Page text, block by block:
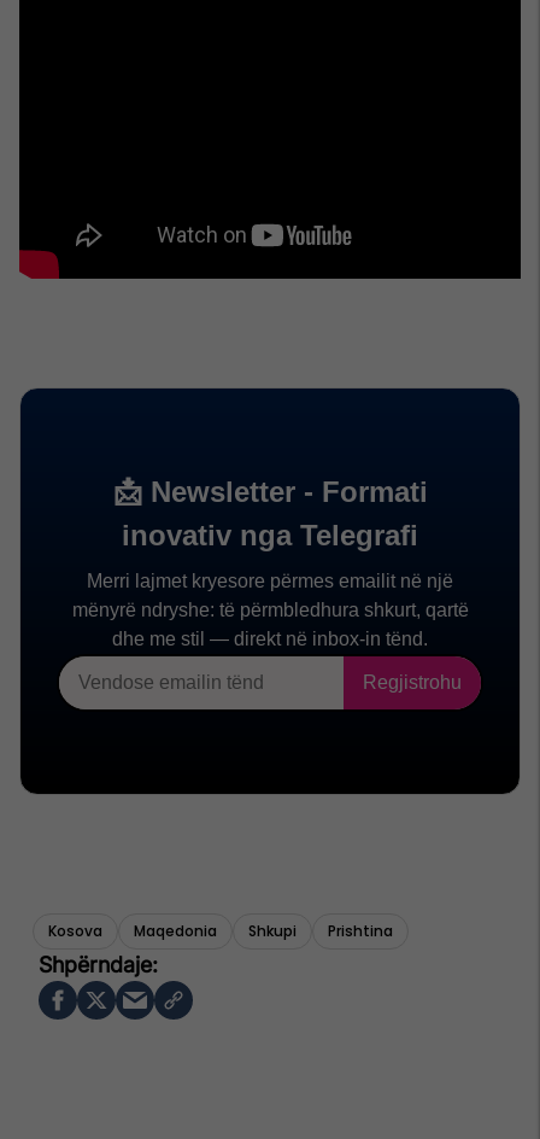
Kosova Maqedonia Shkupi Prishtina